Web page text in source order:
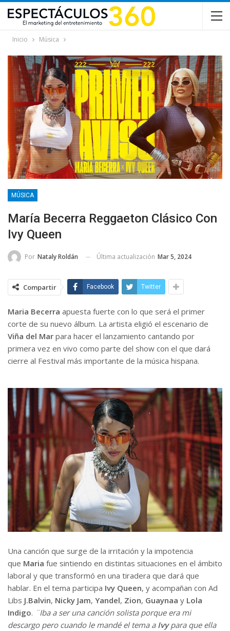
Inicio Música
MÚSICA
María Becerra Reggaeton Clásico Con
Ivy Queen
Por Nataly Roldán Última actualización Mar 5, 2024
Compartir Facebook Twitter
Maria Becerra apuesta fuerte con lo que será el primer
corte de su nuevo álbum. La artista eligió el escenario de
Viña del Mar para hacer el lanzamiento cantando por
primera vez en vivo como parte del show con el que dará
cierre al Festival más importante de la música hispana.
Una canción que surge de la irritación y la impotencia
que Maria fue sintiendo en distintas situaciones en el ámbito
laboral y que transformó en una tiradera que dará que
hablar. En el tema participa Ivy Queen, y acompañan con Ad
Libs J.Balvin, Nicky Jam, Yandel, Zion, Guaynaa y Lola
Indigo. ¨Iba a ser una canción solista porque era mi
descargo pero cuando le mandé el tema a Ivypara que ella